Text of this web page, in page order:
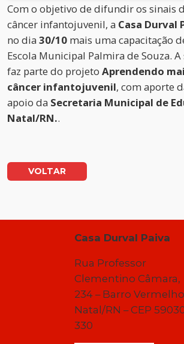
Com o objetivo de difundir os sinais
câncer infantojuvenil, a Casa Durval
no dia 30/10 mais uma capacitação
Escola Municipal Palmira de Souza.
faz parte do projeto Aprendendo
câncer infantojuvenil, com aporte
apoio da Secretaria Municipal de
Natal/RN..
VOLTAR
Casa Durval Paiva
Rua Professor
Clementino Câmara,
234 – Barro
Natal/RN – CEP
330